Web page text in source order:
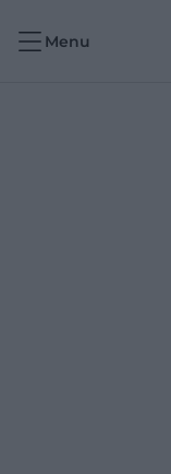
Menu